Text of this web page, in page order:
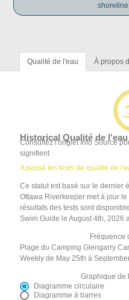
Qualité de l'eau À propos
Historical Qualité de l'eau
Consultez l'onglet Info Source
signifient
A passé les tests de qualité de
Ce statut est basé sur le dernier
Ottawa Riverkeeper met à jour
résultats des tests sont
Swim Guide le August 4th, 2026
Fréquence
Plage du Camping Glengarry
Weekly de May 25th à
Graphique de
Diagramme circulaire
Diagramme à barres